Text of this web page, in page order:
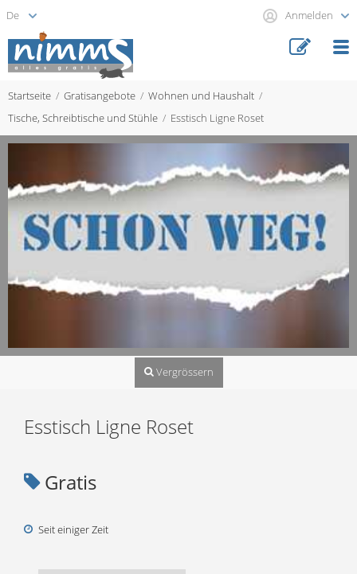
Anmelden
Startseite Gratisangebote
Wohnen und Haushalt
Tische, Schreibtische und Stühle
Esstisch Ligne Roset
Vergrössern
Esstisch Ligne Roset
Gratis
Seit einiger Zeit